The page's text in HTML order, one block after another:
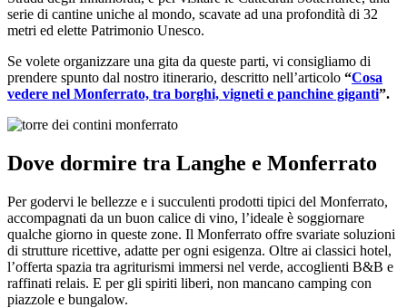
serie di cantine uniche al mondo, scavate ad una profondità di 32
metri ed elette Patrimonio Unesco.
Se volete organizzare una gita da queste parti, vi consigliamo di
prendere spunto dal nostro itinerario, descritto nell’articolo “Cosa
vedere nel Monferrato, tra borghi, vigneti e panchine giganti”.
Dove dormire tra Langhe e Monferrato
Per godervi le bellezze e i succulenti prodotti tipici del Monferrato,
accompagnati da un buon calice di vino, l’ideale è soggiornare
qualche giorno in queste zone. Il Monferrato offre svariate soluzioni
di strutture ricettive, adatte per ogni esigenza. Oltre ai classici hotel,
l’offerta spazia tra agriturismi immersi nel verde, accoglienti B&B e
raffinati relais. E per gli spiriti liberi, non mancano camping con
piazzole e bungalow.